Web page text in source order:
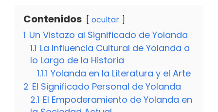
Contenidos ocultar
1 Un Vistazo al Significado de Yolanda
1.1 La Influencia Cultural de Yolanda a
lo Largo de la Historia
1.1.1 Yolanda en la Literatura y el Arte
2 El Significado Personal de Yolanda
2.1 El Empoderamiento de Yolanda en